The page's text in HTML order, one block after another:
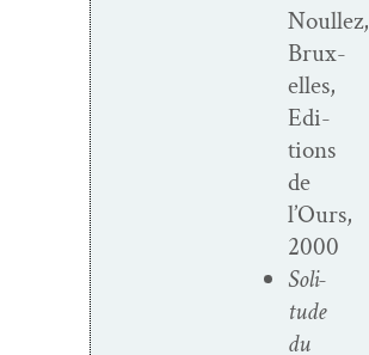
Noullez,
Brux­
elles,
Edi­
tions
de
l’Ours,
2000
Soli­
tude
du